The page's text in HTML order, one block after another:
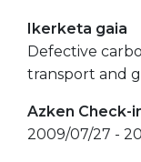
Ikerketa gaia
Defective
transport and
Azken Check-
2009/07/27 -